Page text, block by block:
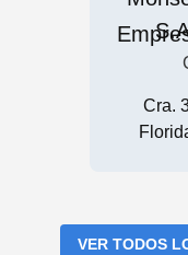
Cra.
VER TODOS